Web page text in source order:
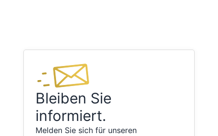
Bleiben Sie
informiert.
Melden Sie sich für unseren